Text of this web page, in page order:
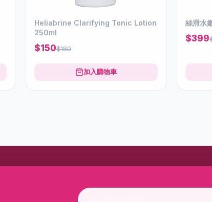
Heliabrine Clarifying Tonic Lotion
250ml
$150$180
加入購物車
絲滑水
$399